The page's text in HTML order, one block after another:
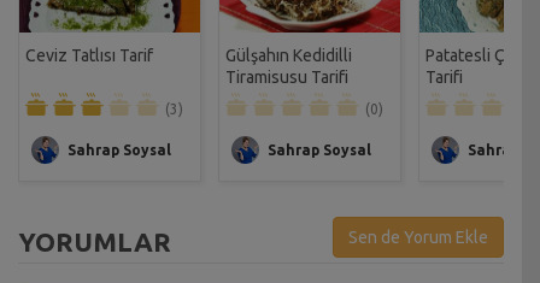
Ceviz Tatlısı Tarif
(3)
Sahrap Soysal
Gülşahın Kedidilli
Tiramisusu Tarifi
(0)
Sahrap Soysal
Patatesli Çıtır
Tarifi
Sahrap
YORUMLAR Sen de Yorum Ekle